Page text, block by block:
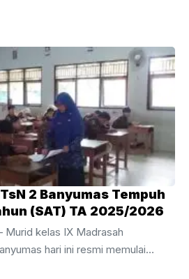
2 Banyumas Tempuh
(SAT) TA 2025/2026
Murid kelas IX Madrasah
hari ini resmi memulai
pelaksanaan Sumatif Akhir Tahun